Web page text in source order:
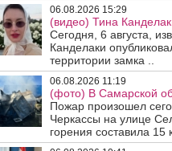
06.08.2026 15:29
(видео) Тина
Сегодня, 6 августа,
Канделаки
территории замка ..
06.08.2026 11:19
(фото) В Самарской
Пожар произошел
Черкассы на улице
горения составила 15